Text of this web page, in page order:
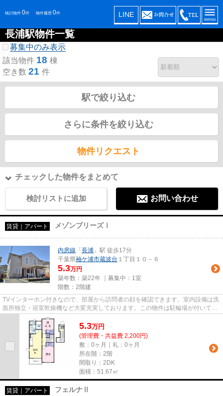
検討物件 0件 物件履歴 0件 LINE
長浦駅物件一覧
募集中のみ表示
該当物件 18 棟
空き数 21 件
駅で絞り込む
さらに条件を絞り込む
物件リクエスト
チェックした物件をまとめて
検討リストに追加 お問い合わせ
賃貸｜アパート メゾンブリーズⅠ
内房線 「 長浦 」駅 徒歩17分
千葉県袖ケ浦市蔵波台 １丁目１０－６
5.3万円
築年数：築22年 ｜募集中： 1室
階数：2階建
TVインターホン付きなので、部屋から訪問者の顔を確認できます。室内設備は洗
面所独立・浴室乾燥機など大変充実しております。この物件は駐輪場が付いてい
る物件です。こちらの物件の...
5.3万円
(管理費・共益費 2,200円)
敷：0ヶ月｜礼：0ヶ月
所在階：2階
間取り：2DK
面積：51.67㎡
賃貸｜アパート フェルナⅡ